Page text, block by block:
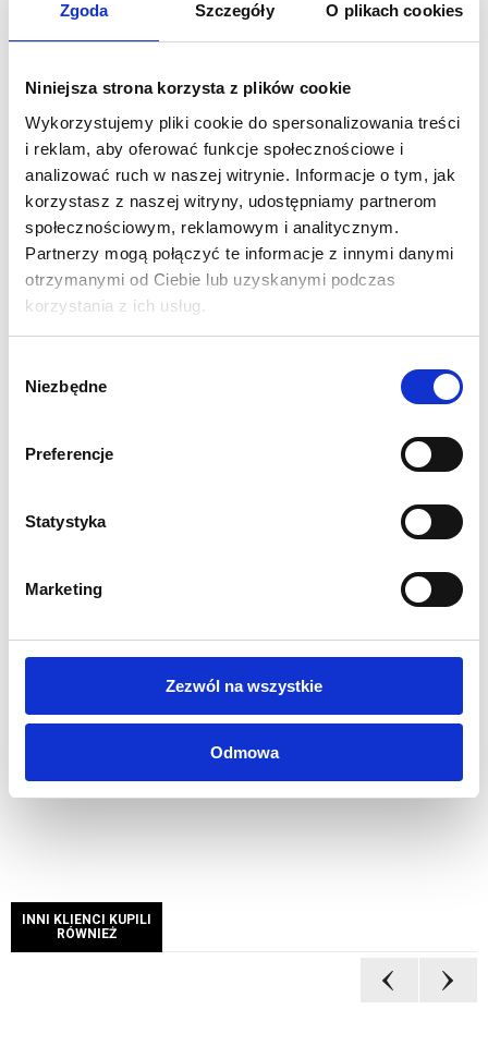
Zgoda Szczegóły O plikach cookies
Niniejsza strona korzysta z plików cookie
Wykorzystujemy pliki cookie do spersonalizowania treści
i reklam, aby oferować funkcje społecznościowe i
analizować ruch w naszej witrynie. Informacje o tym, jak
korzystasz z naszej witryny, udostępniamy partnerom
społecznościowym, reklamowym i analitycznym.
Partnerzy mogą połączyć te informacje z innymi danymi
otrzymanymi od Ciebie lub uzyskanymi podczas
korzystania z ich usług.
zgody
Niezbędne
Preferencje
Statystyka
Marketing
Zezwól na wszystkie
Odmowa
Sporych rozmiarów balony reklamowe to imponująca i
zwracająca na siebie uwagę forma reklamy zewnętrznej.
krajobrazu, przyciągają wzrok i zainteresowanie
przechodniów. Poprzez swoje wymiary balony są bardzo
czytelne i widoczne nawet z dużych odległości.
Mimo powyższych cech są kompaktowe i poręczne w
transporcie , a także bardzo proste i intuicyjne w rozkładaniu i
składaniu.
Specyfikacja:
Wymiar: Wysokość 400 cm, Średnica 310 cm, Średnica
Druk sublimacyjny
wewnętrznego o napięciu 230v przystosowanego do
Mocowanie do podłoża za pomocą dołączonych linek
propylenowych i ocynkowanych śledzi
instrukcji obsługi
Zestaw zawiera:Balon, wentylator, śledzie mocujące, komplet
linek, pokrowiec, instrukcja obsługi.
Opcjonalnie możliwe wewnętrzne podświetlenie.
INNI KLIENCI KUPILI
RÓWNIEŻ